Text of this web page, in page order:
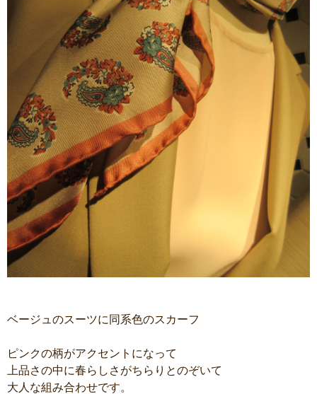
ベージュのスーツに同系色のスカーフ
ピンクの柄がアクセントになって
上品さの中に春らしさがちらりとのぞいて
大人な組み合わせです。